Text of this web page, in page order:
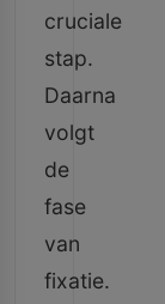
cruciale
stap.
Daarna
volgt
de
fase
van
fixatie.